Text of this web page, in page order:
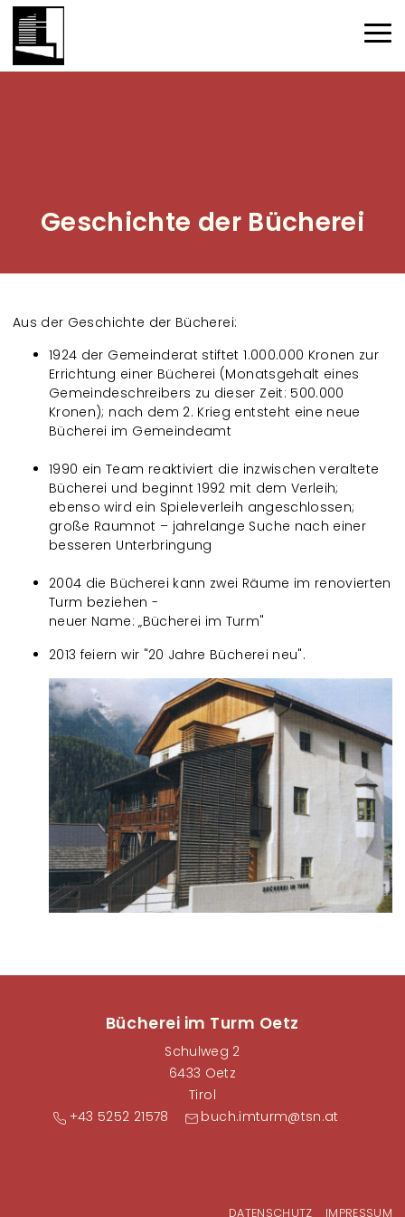
Geschichte der Bücherei
Aus der Geschichte der Bücherei:
1924 der Gemeinderat stiftet 1.000.000 Kronen zur
Errichtung einer Bücherei (Monatsgehalt eines
Gemeindeschreibers zu dieser Zeit: 500.000
Kronen); nach dem 2. Krieg entsteht eine neue
Bücherei im Gemeindeamt
1990 ein Team reaktiviert die inzwischen veraltete
Bücherei und beginnt 1992 mit dem Verleih;
ebenso wird ein Spieleverleih angeschlossen;
große Raumnot – jahrelange Suche nach einer
besseren Unterbringung
2004 die Bücherei kann zwei Räume im renovierten
Turm beziehen -
neuer Name: „Bücherei im Turm"
2013 feiern wir "20 Jahre Bücherei neu".
Bücherei im Turm Oetz
Schulweg 2
6433 Oetz
Tirol
+43 5252 21578
buch.imturm@tsn.at
DATENSCHUTZ IMPRESSUM